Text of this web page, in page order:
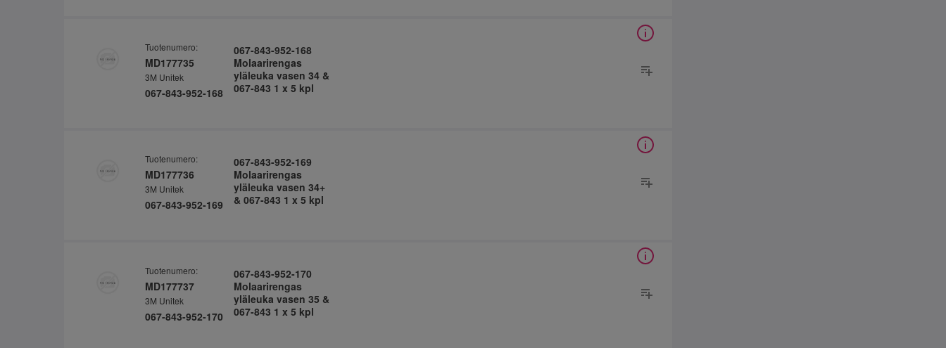
Tuotenumero:
MD177735
3M Unitek
067-843-952-168
067-843-952-168
Molaarirengas
yläleuka vasen 34 &
067-843 1 x 5 kpl
Tuotenumero:
MD177736
3M Unitek
067-843-952-169
067-843-952-169
Molaarirengas
yläleuka vasen 34+
& 067-843 1 x 5 kpl
Tuotenumero:
MD177737
3M Unitek
067-843-952-170
067-843-952-170
Molaarirengas
yläleuka vasen 35 &
067-843 1 x 5 kpl